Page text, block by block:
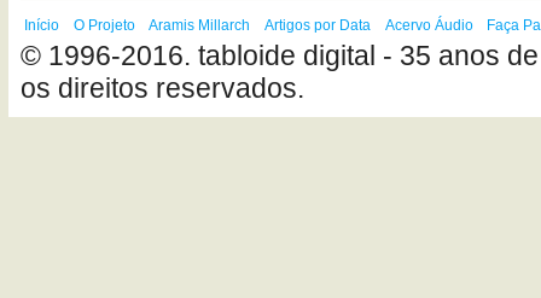
Início O Projeto Aramis Millarch Artigos por Data Acervo Áudio Faça
© 1996-2016. tabloide digital - 35 anos
os direitos reservados.